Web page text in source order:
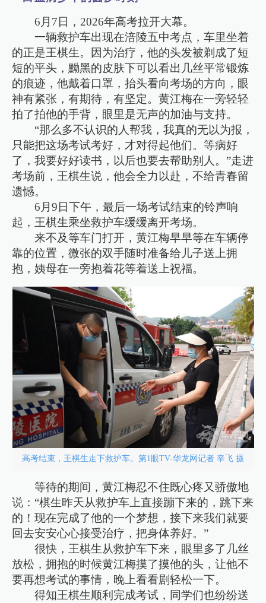
6月7日，2026年高考拉开大幕。
一辆救护车出现在涪陵五中考点，车里坐着
的正是王棋生。因为治疗，他的头发被剃成了短
短的平头，黝黑的皮肤下可以看出几丝平常锻炼
的痕迹，他戴着口罩，抬头看向考场的方向，眼
神有紧张，有期待，有坚定。黄江梅在一旁轻轻
拍了拍他的手背，眼里是无声的加油与支持。
“那么多不认识的人帮我，我真的无以为报，
只能把这场考试考好，才对得起他们。等病好
了，我要好好读书，以后也要去帮助别人。”走进
考场前，王棋生说，他会全力以赴，不给青春留
遗憾。
6月9日下午，最后一场考试结束的铃声响
起，王棋生乘坐救护车缓缓离开考场。
来不及等车门打开，黄江梅早早等在车辆停
靠的位置，微张的双手随时准备给儿子送上拥
抱，姨母在一旁抱着花等着送上祝福。
高考结束，王棋生走下救护车。第1眼TV-华龙网记者 辛飞 摄
等待的期间，黄江梅忍不住既心疼又骄傲地
说：“棋生昨天从救护车上直接蹦下来的，跳下来
的！现在完成了他的一个梦想，接下来我们就要
回去安安心心接受治疗，把身体养好。”
很快，王棋生从救护车下来，眼里多了几丝
放松，拥抱的时候黄江梅摸了摸他的头，让他不
要再想考试的事情，晚上看看剧轻松一下。
得知王棋生顺利完成考试，同学们也纷纷送